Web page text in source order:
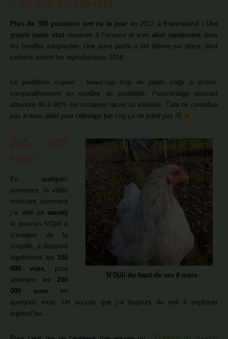
Plus de 300 poussins ont vu le jour en 2017 à Brahmaland ! Une
grande partie était réservée à l’avance et s’en allait rapidement dans
les familles adoptantes. Une autre partie a été élevée sur place, dont
certains seront les reproducteurs 2018.
Le problème majeur : beaucoup trop de petits coqs à éclore,
comparativement au nombre de poulettes. Pourcentage pouvant
atteindre 80 à 90% sur certaines races ou variétés. Cela ne contribue
pas à nous aider pour l’élevage (un coq ça ne pond pas !!)
N’Djili du haut de ses 8 mois
En quelques
semaines, la vidéo
montrant comment
j’ai aidé (et sauvé)
le poussin N’Djili à
s’extirper de la
coquille, a dépassé
rapidement les 100
000 vues , pour
atteindre les 200
000 vuesen
quelques mois. Un succès que j’ai toujours du mal à expliquer
aujourd’hui…